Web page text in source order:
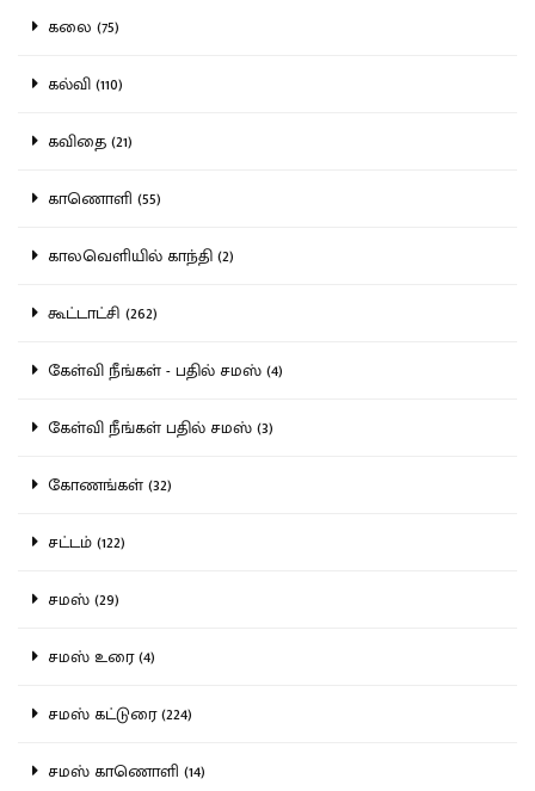
கலை (75)
கல்வி (110)
கவிதை (21)
காணொளி (55)
காலவெளியில் காந்தி (2)
கூட்டாட்சி (262)
கேள்வி நீங்கள் - பதில் சமஸ் (4)
கேள்வி நீங்கள் பதில் சமஸ் (3)
கோணங்கள் (32)
சட்டம் (122)
சமஸ் (29)
சமஸ் உரை (4)
சமஸ் கட்டுரை (224)
சமஸ் காணொளி (14)